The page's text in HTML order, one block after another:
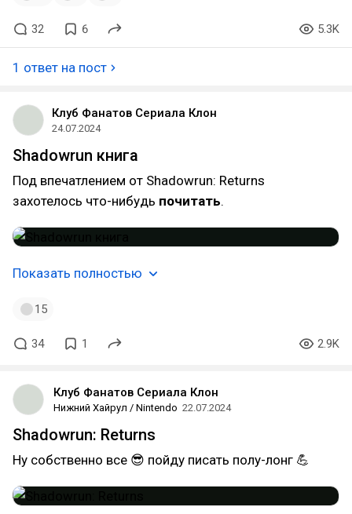
32 6 5.3K
1 ответ на пост
Клуб Фанатов Сериала Клон
24.07.2024
Shadowrun книга
Под впечатлением от Shadowrun: Returns
захотелось что-нибудь почитать.
Показать полностью
15
34 1 2.9K
Клуб Фанатов Сериала Клон
Нижний Хайрул / Nintendo 22.07.2024
Shadowrun: Returns
Ну собственно все 😎 пойду писать полу-лонг 💪